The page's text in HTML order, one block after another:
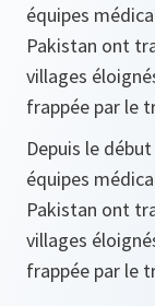
équipes
Pakistan ont
villages
frappée par le
Depuis le
équipes
Pakistan ont
villages
frappée par le